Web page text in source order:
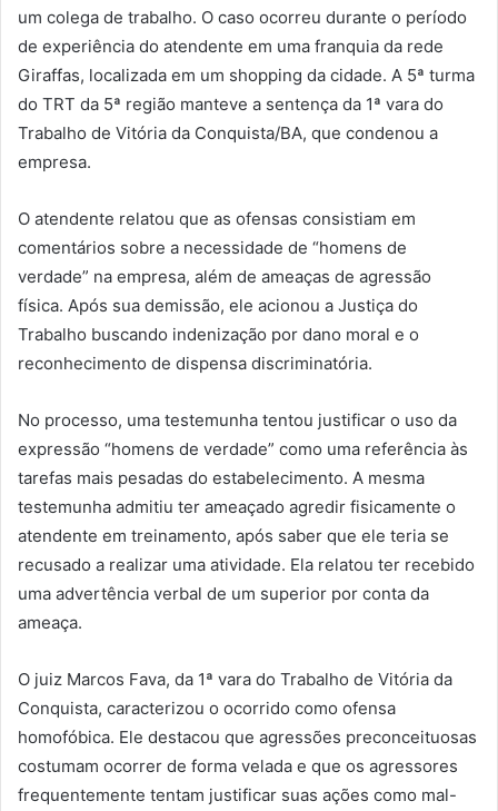
um colega de trabalho. O caso ocorreu durante o período
de experiência do atendente em uma franquia da rede
Giraffas, localizada em um shopping da cidade. A 5ª turma
do TRT da 5ª região manteve a sentença da 1ª vara do
Trabalho de Vitória da Conquista/BA, que condenou a
empresa.
O atendente relatou que as ofensas consistiam em
comentários sobre a necessidade de “homens de
verdade” na empresa, além de ameaças de agressão
física. Após sua demissão, ele acionou a Justiça do
Trabalho buscando indenização por dano moral e o
reconhecimento de dispensa discriminatória.
No processo, uma testemunha tentou justificar o uso da
expressão “homens de verdade” como uma referência às
tarefas mais pesadas do estabelecimento. A mesma
testemunha admitiu ter ameaçado agredir fisicamente o
atendente em treinamento, após saber que ele teria se
recusado a realizar uma atividade. Ela relatou ter recebido
uma advertência verbal de um superior por conta da
ameaça.
O juiz Marcos Fava, da 1ª vara do Trabalho de Vitória da
Conquista, caracterizou o ocorrido como ofensa
homofóbica. Ele destacou que agressões preconceituosas
costumam ocorrer de forma velada e que os agressores
frequentemente tentam justificar suas ações como mal-